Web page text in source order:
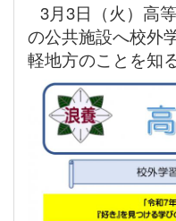
3月3日（火）高
の公共施設へ校外
軽地方のことを知